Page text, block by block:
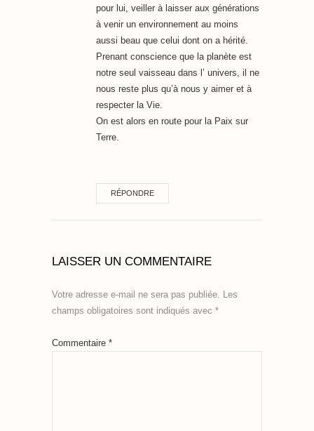
pour lui, veiller à laisser aux générations
à venir un environnement au moins
aussi beau que celui dont on a hérité.
Prenant conscience que la planète est
notre seul vaisseau dans l’ univers, il ne
nous reste plus qu’à nous y aimer et à
respecter la Vie.
On est alors en route pour la Paix sur
Terre.
RÉPONDRE
LAISSER UN COMMENTAIRE
Votre adresse e-mail ne sera pas publiée.
Les
champs obligatoires sont indiqués avec *
Commentaire *